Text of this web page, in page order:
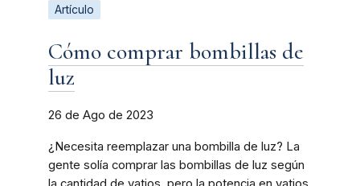
Artículo
Cómo comprar bombillas de
luz
26 de Ago de 2023
¿Necesita reemplazar una bombilla de luz? La
gente solía comprar las bombillas de luz según